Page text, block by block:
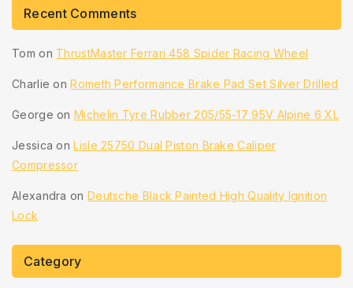
Recent Comments
Tom on ThrustMaster Ferrari 458 Spider Racing Wheel
Charlie onRometh Performance Brake Pad Set Silver Drilled
George onMichelin Tyre Rubber 205/55-17 95V Alpine 6 XL
Jessica onLisle 25750 Dual Piston Brake Caliper
Compressor
Alexandra on Deutsche Black Painted High Quality Ignition
Lock
Category